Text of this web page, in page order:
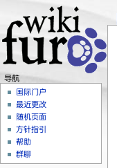
导航
国际门户
最近更改
随机页面
方针指引
帮助
群聊